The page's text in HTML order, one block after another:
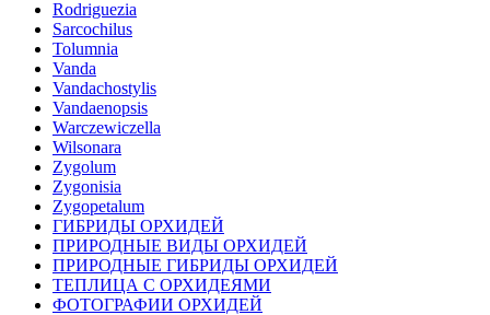
Rodriguezia
Sarcochilus
Tolumnia
Vanda
Vandachostylis
Vandaenopsis
Warczewiczella
Wilsonara
Zygolum
Zygonisia
Zygopetalum
ГИБРИДЫ ОРХИДЕЙ
ПРИРОДНЫЕ ВИДЫ ОРХИДЕЙ
ПРИРОДНЫЕ ГИБРИДЫ ОРХИДЕЙ
ТЕПЛИЦА С ОРХИДЕЯМИ
ФОТОГРАФИИ ОРХИДЕЙ